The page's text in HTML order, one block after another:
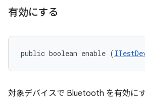
有効にする
public boolean enable (
対象デバイスで Bluetooth を有効に